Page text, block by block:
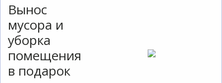
Вынос
мусора и
уборка
помещения
в подарок